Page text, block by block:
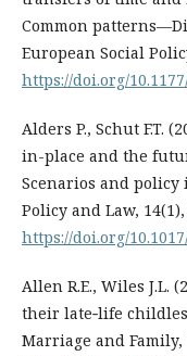
Common
European Social
https://doi.org/
Alders P., Schut F.T.
in-place and the
Scenarios and policy
Policy and Law, 14(1),
https://doi.org/
Allen R.E., Wiles J.L.
their late‐life
Marriage and Family,